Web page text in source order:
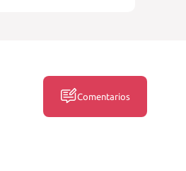
Comentarios